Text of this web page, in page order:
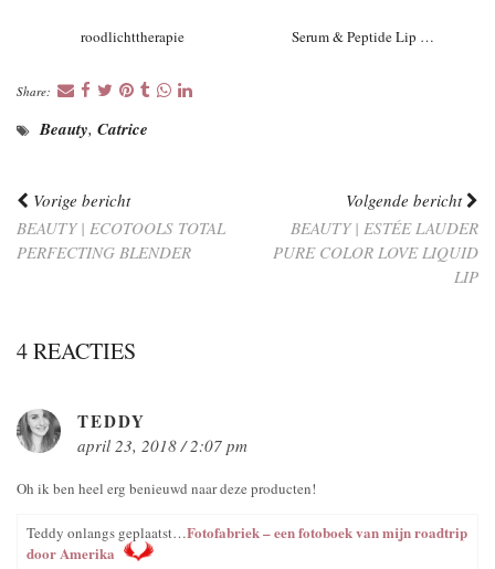
roodlichttherapie Serum & Peptide Lip …
Share:
Beauty, Catrice
Vorige bericht
BEAUTY | ECOTOOLS TOTAL
PERFECTING BLENDER
Volgende bericht
BEAUTY | ESTÉE LAUDER
PURE COLOR LOVE LIQUID
LIP
4 REACTIES
TEDDY
april 23, 2018 / 2:07 pm
Oh ik ben heel erg benieuwd naar deze producten!
Teddy onlangs geplaatst…Fotofabriek – een fotoboek van mijn roadtrip
door Amerika